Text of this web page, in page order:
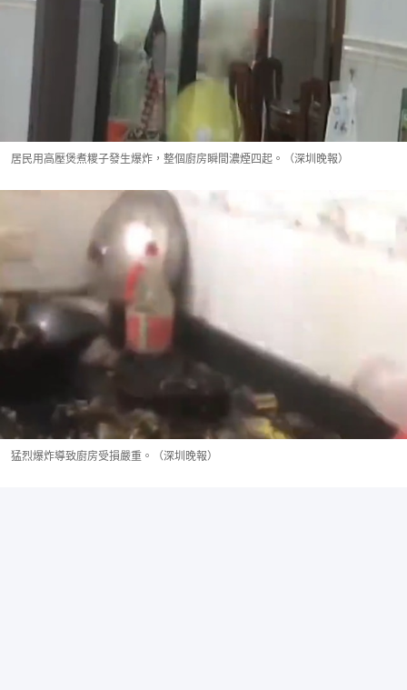
居民用高壓煲煮糭子發生爆炸，整個廚房瞬間濃煙四起。（深圳晚報）
猛烈爆炸導致廚房受損嚴重。（深圳晚報）